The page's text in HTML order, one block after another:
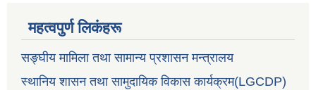
महत्वपुर्ण लिकंहरू
सङ्घीय मामिला तथा सामान्य प्रशासन मन्त्रालय
स्थानिय शासन तथा सामुदायिक विकास कार्यक्रम(LGCDP)